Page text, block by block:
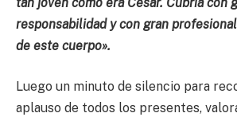
responsabilidad y con gran
de este cuerpo».
Luego un minuto de silencio para
aplauso de todos los presentes,